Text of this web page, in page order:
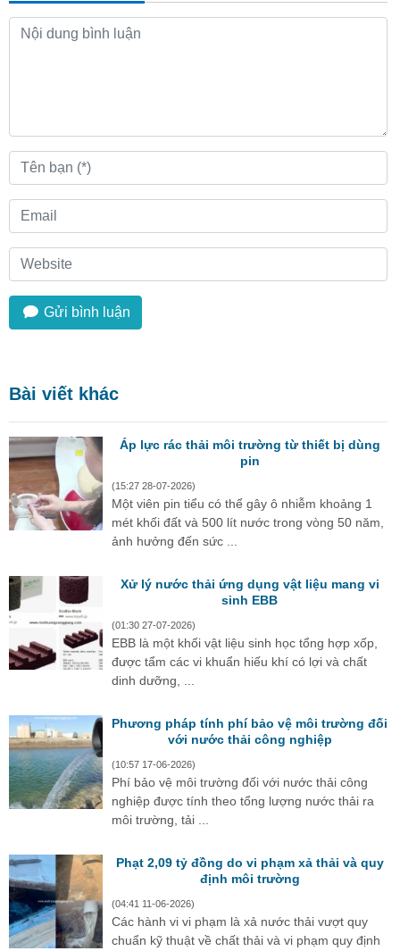
Gửi bình luận
Bài viết khác
Áp lực rác thải môi trường từ thiết bị dùng
pin
(15:27 28-07-2026)
Một viên pin tiểu có thể gây ô nhiễm khoảng 1
mét khối đất và 500 lít nước trong vòng 50 năm,
ảnh hưởng đến sức ...
Xử lý nước thải ứng dụng vật liệu mang vi
sinh EBB
(01:30 27-07-2026)
EBB là một khối vật liệu sinh học tổng hợp xốp,
được tẩm các vi khuẩn hiếu khí có lợi và chất
dinh dưỡng, ...
Phương pháp tính phí bảo vệ môi trường đối
với nước thải công nghiệp
(10:57 17-06-2026)
Phí bảo vệ môi trường đối với nước thải công
nghiệp được tính theo tổng lượng nước thải ra
môi trường, tải ...
Phạt 2,09 tỷ đồng do vi phạm xả thải và quy
định môi trường
(04:41 11-06-2026)
Các hành vi vi phạm là xả nước thải vượt quy
chuẩn kỹ thuật về chất thải và vi phạm quy định